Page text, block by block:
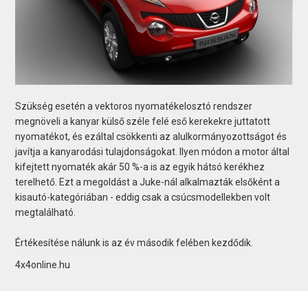
Szükség esetén a vektoros nyomatékelosztó rendszer
megnöveli a kanyar külső széle felé eső kerekekre juttatott
nyomatékot, és ezáltal csökkenti az alulkormányozottságot és
javítja a kanyarodási tulajdonságokat. Ilyen módon a motor által
kifejtett nyomaték akár 50 %-a is az egyik hátsó kerékhez
terelhető. Ezt a megoldást a Juke-nál alkalmazták elsőként a
kisautó-kategóriában - eddig csak a csúcsmodellekben volt
megtalálható.
Értékesítése nálunk is az év második felében kezdődik.
4x4online.hu